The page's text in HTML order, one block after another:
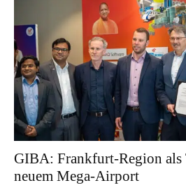
GIBA: Frankfurt-Region als
neuem Mega-Airport